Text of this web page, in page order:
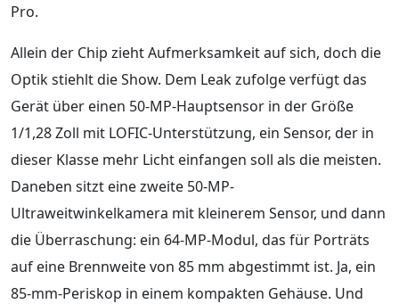
Pro.
Allein der Chip zieht Aufmerksamkeit auf sich, doch die
Optik stiehlt die Show. Dem Leak zufolge verfügt das
Gerät über einen 50‑MP-Hauptsensor in der Größe
1/1,28 Zoll mit LOFIC-Unterstützung, ein Sensor, der in
dieser Klasse mehr Licht einfangen soll als die meisten.
Daneben sitzt eine zweite 50‑MP-
Ultraweitwinkelkamera mit kleinerem Sensor, und dann
die Überraschung: ein 64‑MP-Modul, das für Porträts
auf eine Brennweite von 85 mm abgestimmt ist. Ja, ein
85‑mm-Periskop in einem kompakten Gehäuse. Und